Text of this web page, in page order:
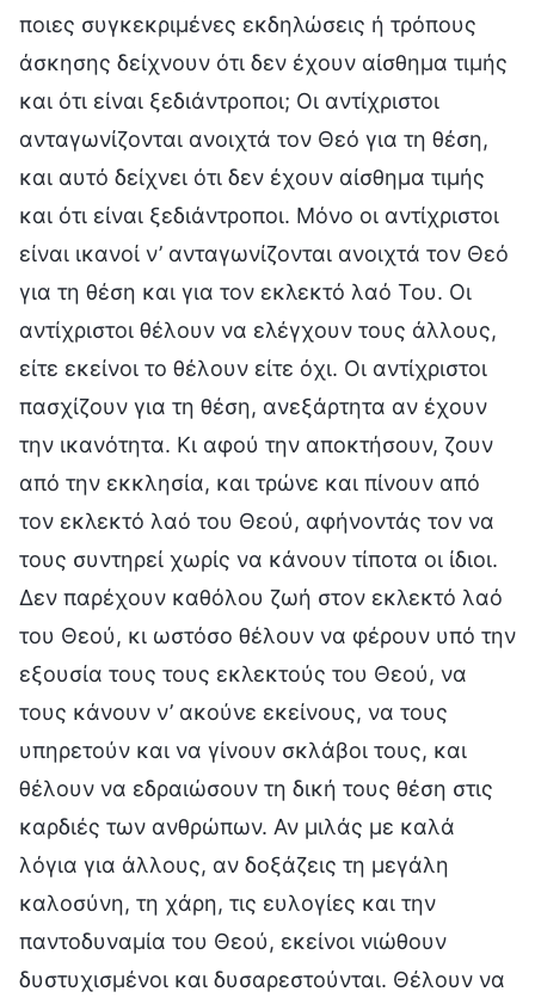
ποιες συγκεκριμένες εκδηλώσεις ή τρόπους
άσκησης δείχνουν ότι δεν έχουν αίσθημα τιμής
και ότι είναι ξεδιάντροποι; Οι αντίχριστοι
ανταγωνίζονται ανοιχτά τον Θεό για τη θέση,
και αυτό δείχνει ότι δεν έχουν αίσθημα τιμής
και ότι είναι ξεδιάντροποι. Μόνο οι αντίχριστοι
είναι ικανοί ν’ ανταγωνίζονται ανοιχτά τον Θεό
για τη θέση και για τον εκλεκτό λαό Του. Οι
αντίχριστοι θέλουν να ελέγχουν τους άλλους,
είτε εκείνοι το θέλουν είτε όχι. Οι αντίχριστοι
πασχίζουν για τη θέση, ανεξάρτητα αν έχουν
την ικανότητα. Κι αφού την αποκτήσουν, ζουν
από την εκκλησία, και τρώνε και πίνουν από
τον εκλεκτό λαό του Θεού, αφήνοντάς τον να
τους συντηρεί χωρίς να κάνουν τίποτα οι ίδιοι.
Δεν παρέχουν καθόλου ζωή στον εκλεκτό λαό
του Θεού, κι ωστόσο θέλουν να φέρουν υπό την
εξουσία τους τους εκλεκτούς του Θεού, να
τους κάνουν ν’ ακούνε εκείνους, να τους
υπηρετούν και να γίνουν σκλάβοι τους, και
θέλουν να εδραιώσουν τη δική τους θέση στις
καρδιές των ανθρώπων. Αν μιλάς με καλά
λόγια για άλλους, αν δοξάζεις τη μεγάλη
καλοσύνη, τη χάρη, τις ευλογίες και την
παντοδυναμία του Θεού, εκείνοι νιώθουν
δυστυχισμένοι και δυσαρεστούνται. Θέλουν να